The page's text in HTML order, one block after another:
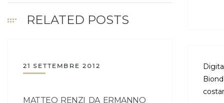
RELATED POSTS
21 SETTEMBRE 2012
MATTEO RENZI DA ERMANNO